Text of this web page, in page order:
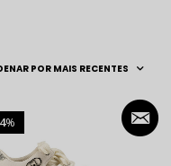
%